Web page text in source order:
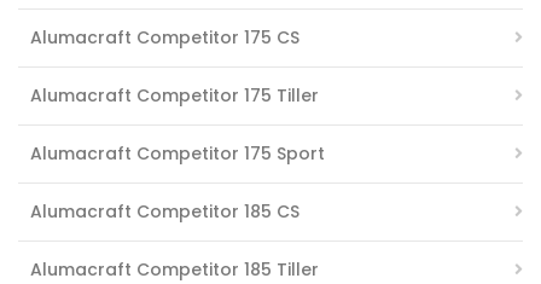
Alumacraft Competitor 175 CS
Alumacraft Competitor 175 Tiller
Alumacraft Competitor 175 Sport
Alumacraft Competitor 185 CS
Alumacraft Competitor 185 Tiller